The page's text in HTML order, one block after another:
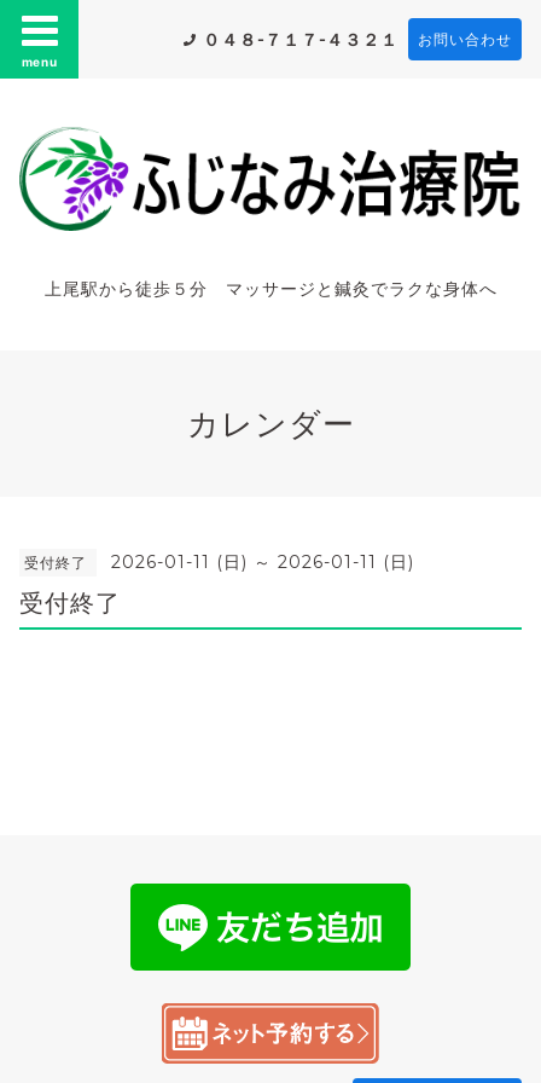
menu
０４８-７１７-４３２１ お問い合わせ
上尾駅から徒歩５分 マッサージと鍼灸でラクな身体へ
カレンダー
受付終了 2026-01-11 (日) ～ 2026-01-11 (日)
受付終了